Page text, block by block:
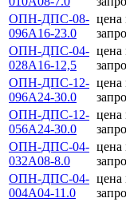
ОПН-ДПС-08-
096А16-23.0
цена
ОПН-ДПС-04-
028А16-12,5
цена
ОПН-ДПС-12-
096А24-30.0
цена
ОПН-ДПС-12-
056А24-30.0
цена
ОПН-ДПС-04-
032А08-8.0
цена
ОПН-ДПС-04-
004А04-11.0
цена